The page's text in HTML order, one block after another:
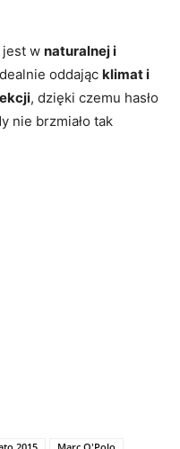
jest w naturalnej i
oddając klimat i
, dzięki czemu hasło
nie brzmiało tak